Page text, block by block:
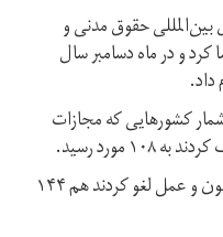
بین‌المللی حقوق مدنی و
و در ماه دسامبر سال
۲۰۲۰ میلادی، شمار کشورهایی که مجازات
مورد رسید.
شمار کشورهایی که این مجازات را در قانون و عمل لغو کردند هم ۱۴۴